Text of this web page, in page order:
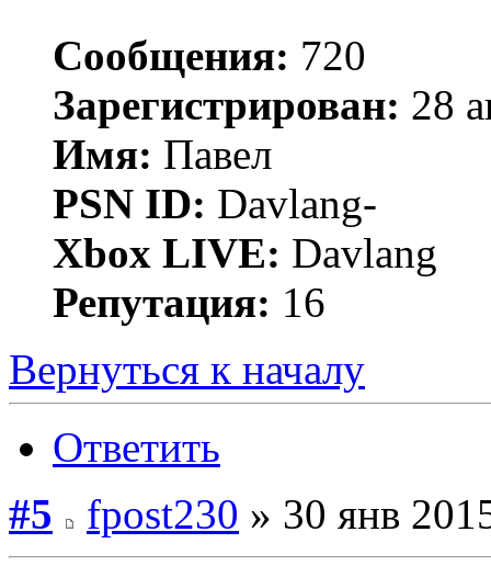
Сообщения: 720
Зарегистрирован: 28
Имя: Павел
PSN ID: Davlang-
Xbox LIVE: Davlang
Репутация: 16
Вернуться к началу
Ответить
#5
fpost230 » 30 янв